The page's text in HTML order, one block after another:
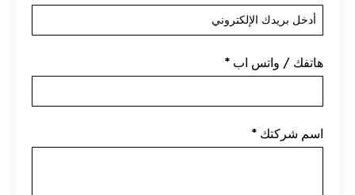
هاتفك / واتس اب *
اسم شركتك *